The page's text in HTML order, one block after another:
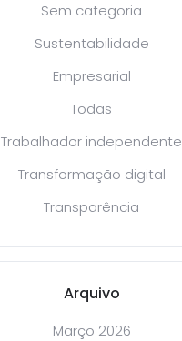
Sem categoria
Sustentabilidade
Empresarial
Todas
Trabalhador independente
Transformação digital
Transparência
Arquivo
Março 2026